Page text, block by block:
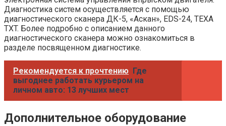
Диагностика систем осуществляется с помощью
диагностического сканера ДК-5, «Аскан», EDS-24, TEXA
TXT. Более подробно с описанием данного
диагностического сканера можно ознакомиться в
разделе посвященном диагностике.
Рекомендуется к прочтению Где
выгоднее работать курьером на
личном авто: 13 лучших мест
Дополнительное оборудование